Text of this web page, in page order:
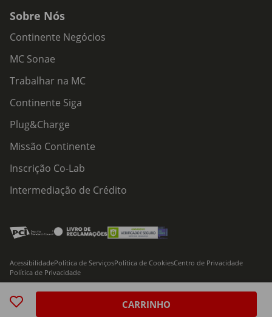
CARRINHO
Sobre Nós
Continente Negócios
MC Sonae
Trabalhar na MC
Continente Siga
Plug&Charge
Missão Continente
Inscrição Co-Lab
Intermediação de Crédito
© 2026 Modelo Continente Hipermercados, S.A. Todos os direitos reservados
AcessibilidadePolítica de ServiçosPolítica de CookiesCentro de Privacidade
Política de Privacidade